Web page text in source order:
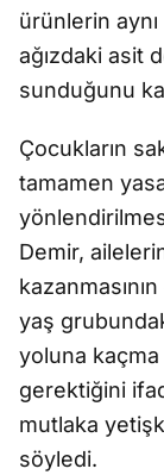
ürünlerin aynı
ağızdaki asit
sunduğunu
Çocukların
tamamen
Demir,
yaş
yoluna kaçma
gerektiğini
mutlaka
söyledi.